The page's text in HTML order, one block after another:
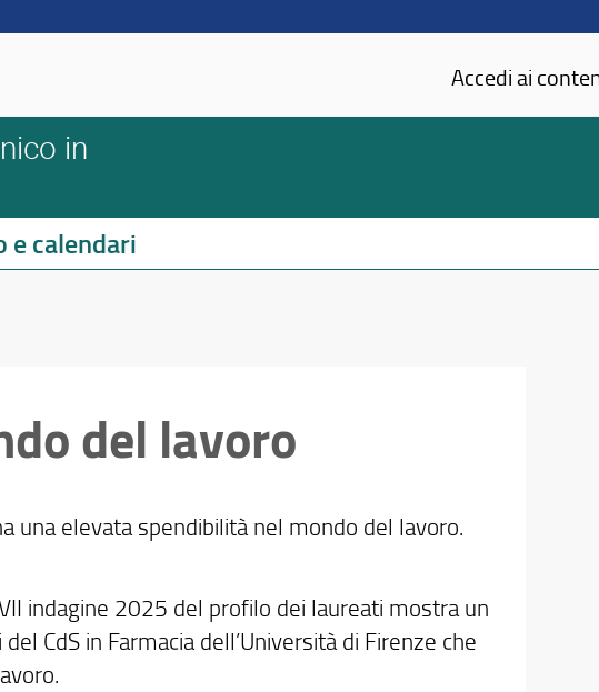
Accedi ai
in
e calendari
del lavoro
una elevata spendibilità nel mondo del lavoro.
indagine 2025 del profilo dei laureati mostra un
CdS in Farmacia dell’Università di Firenze che